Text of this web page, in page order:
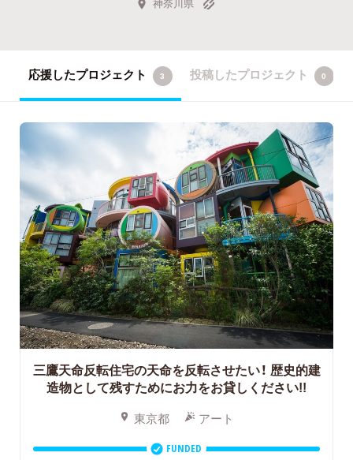
応援したプロジェクト 3 投稿したプロジェクト 0
三鷹天命反転住宅の天命を反転させたい！ 歴史的建
造物として残すためにお力をお貸しください!!
東京都 アート
FUNDED